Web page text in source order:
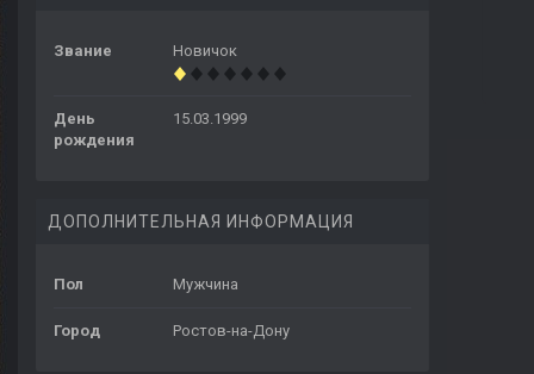
Звание Новичок
День
рождения
15.03.1999
ДОПОЛНИТЕЛЬНАЯ ИНФОРМАЦИЯ
Пол Мужчина
Город Ростов-на-Дону